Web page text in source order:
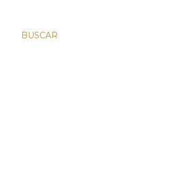
BUSCAR